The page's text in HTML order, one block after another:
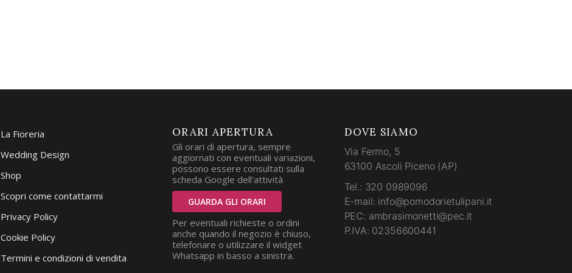
La Fioreria
Wedding Design
Shop
Scopri come contattarmi
Privacy Policy
Cookie Policy
Termini e condizioni di vendita
ORARI APERTURA
Gli orari di apertura, sempre
aggiornati con eventuali variazioni,
possono essere consultati sulla
scheda Google dell'attività
GUARDA GLI ORARI
Per eventuali richieste o ordini
anche quando il negozio è chiuso,
telefonare o utilizzare il widget
Whatsapp in basso a sinistra.
DOVE SIAMO
Via Fermo, 5
63100 Ascoli Piceno (AP)
Tel.: 320 0989096
E-mail: info@pomodorietulipani.it
PEC: ambrasimonetti@pec.it
P.IVA: 02356600441